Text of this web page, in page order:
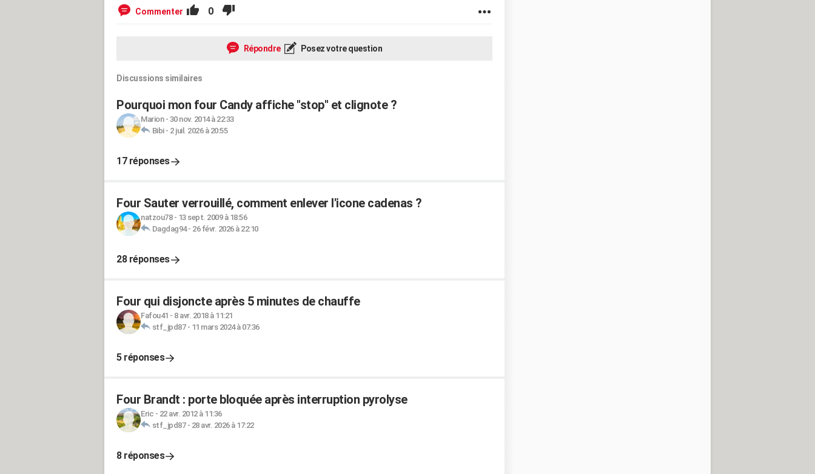
Commenter 0
Répondre Posez votre question
Discussions similaires
Pourquoi mon four Candy affiche "stop" et clignote ?
Marion- 30 nov. 2014 à 22:33
Bibi- 2 juil. 2026 à 20:55
17 réponses
Four Sauter verrouillé, comment enlever l'icone cadenas ?
natzou78- 13 sept. 2009 à 18:56
Dagdag94- 26 févr. 2026 à 22:10
28 réponses
Four qui disjoncte après 5 minutes de chauffe
Fafou41 - 8 avr. 2018 à 11:21
stf_jpd87- 11 mars 2024 à 07:36
5 réponses
Four Brandt : porte bloquée après interruption pyrolyse
Eric - 22 avr. 2012 à 11:36
stf_jpd87- 28 avr. 2026 à 17:22
8 réponses